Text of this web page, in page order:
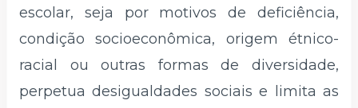
escolar, seja por motivos de deficiência,
condição socioeconômica, origem étnico-
racial ou outras formas de diversidade,
perpetua desigualdades sociais e limita as